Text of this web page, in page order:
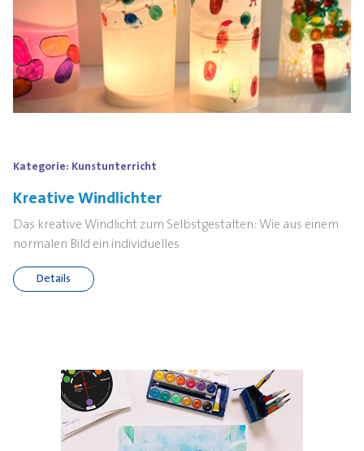
Kategorie: Kunstunterricht
Kreative Windlichter
Das kreative Windlicht zum Selbstgestalten: Wie aus einem
normalen Bild ein individuelles
Details